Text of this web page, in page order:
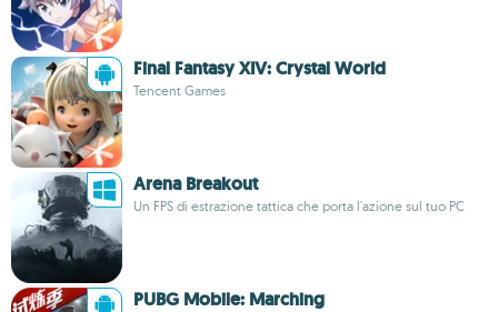
Final Fantasy XIV: Crystal World
Tencent Games
Arena Breakout
Un FPS di estrazione tattica che porta l'azione sul tuo PC
PUBG Mobile: Marching